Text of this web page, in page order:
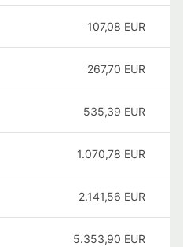
107,08 EUR
267,70 EUR
535,39 EUR
1.070,78 EUR
2.141,56 EUR
5.353,90 EUR